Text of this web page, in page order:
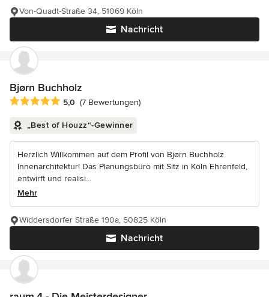
Nachricht
Von-Quadt-Straße 34, 51069 Köln
Bjørn Buchholz
Durchschnittliche Bewertung: 5 von 5 Sternen
5,0 (7 Bewertungen)
„Best of Houzz“-Gewinner
Herzlich Willkommen auf dem Profil von Bjørn Buchholz
Innenarchitektur! Das Planungsbüro mit Sitz in Köln Ehrenfeld,
entwirft und realisi...
Mehr
Nachricht
Widdersdorfer Straße 190a, 50825 Köln